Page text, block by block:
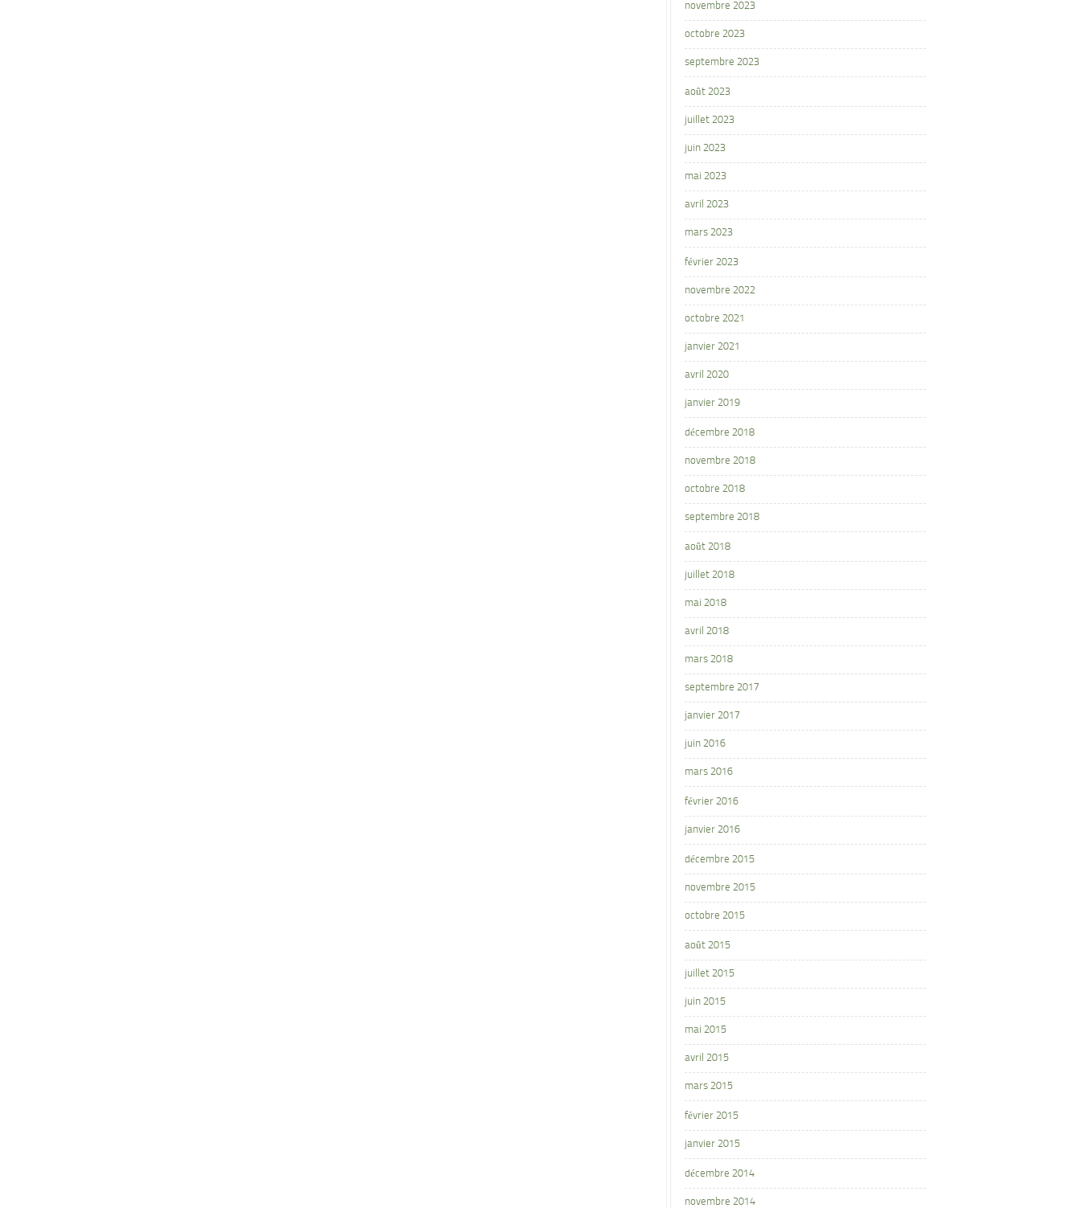
novembre 2023
octobre 2023
septembre 2023
août 2023
juillet 2023
juin 2023
mai 2023
avril 2023
mars 2023
février 2023
novembre 2022
octobre 2021
janvier 2021
avril 2020
janvier 2019
décembre 2018
novembre 2018
octobre 2018
septembre 2018
août 2018
juillet 2018
mai 2018
avril 2018
mars 2018
septembre 2017
janvier 2017
juin 2016
mars 2016
février 2016
janvier 2016
décembre 2015
novembre 2015
octobre 2015
août 2015
juillet 2015
juin 2015
mai 2015
avril 2015
mars 2015
février 2015
janvier 2015
décembre 2014
novembre 2014